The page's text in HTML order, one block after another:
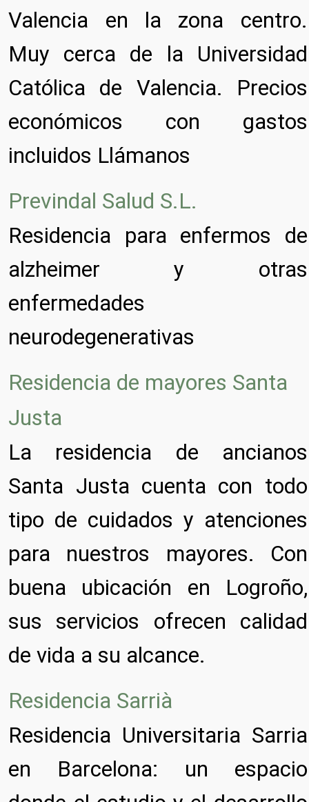
Valencia en la zona centro.
Muy cerca de la Universidad
Católica de Valencia. Precios
económicos con gastos
incluidos Llámanos
Previndal Salud S.L.
Residencia para enfermos de
alzheimer y otras
enfermedades
neurodegenerativas
Residencia de mayores Santa
Justa
La residencia de ancianos
Santa Justa cuenta con todo
tipo de cuidados y atenciones
para nuestros mayores. Con
buena ubicación en Logroño,
sus servicios ofrecen calidad
de vida a su alcance.
Residencia Sarrià
Residencia Universitaria Sarria
en Barcelona: un espacio